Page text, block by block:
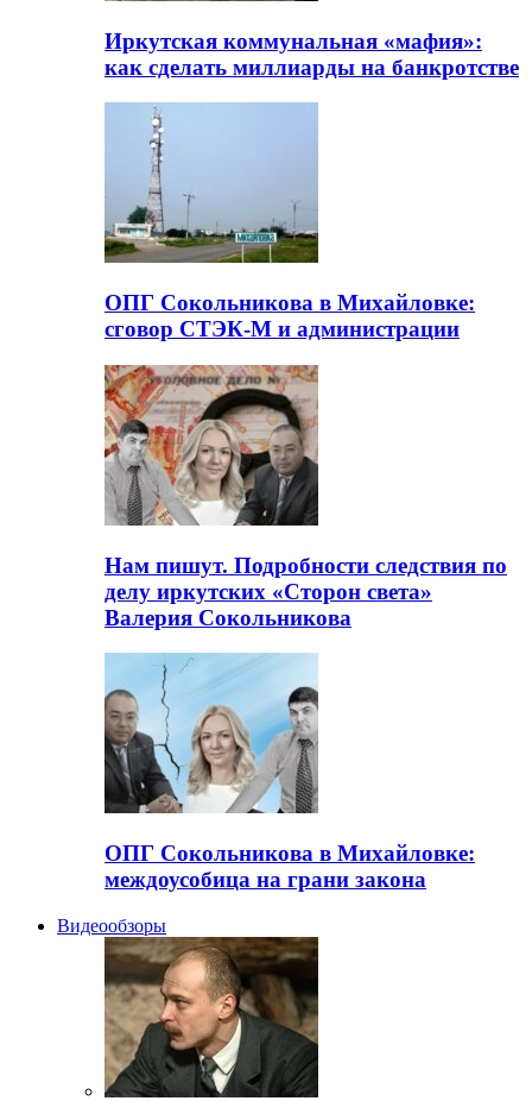
Иркутская коммунальная «мафия»:
как сделать миллиарды на банкротстве
ОПГ Сокольникова в Михайловке:
сговор СТЭК-М и администрации
Нам пишут. Подробности следствия по
делу иркутских «Сторон света»
Валерия Сокольникова
ОПГ Сокольникова в Михайловке:
междоусобица на грани закона
Видеообзоры